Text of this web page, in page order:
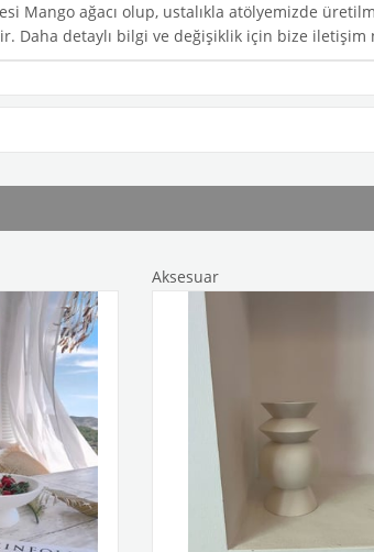
Mango ağacı olup, ustalıkla atölyemizde
Daha detaylı bilgi ve değişiklik için bize
Aksesuar